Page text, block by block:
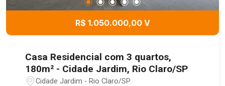
R$ 1.050.000,00 V
Casa Residencial com 3 quartos,
180m² - Cidade Jardim, Rio Claro/SP
Cidade Jardim - Rio Claro/SP